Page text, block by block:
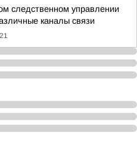
следственном управлении
каналы связи